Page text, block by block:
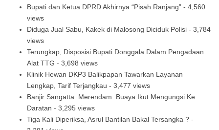
Bupati dan Ketua DPRD Akhirnya “Pisah Ranjang” - 4,560
views
Diduga Jual Sabu, Kakek di Malosong Diciduk Polisi - 3,784
views
Terungkap, Disposisi Bupati Donggala Dalam Pengadaan
Alat TTG - 3,698 views
Klinik Hewan DKP3 Balikpapan Tawarkan Layanan
Lengkap, Tarif Terjangkau - 3,477 views
Banjir Sangatta Merendam Buaya Ikut Mengungsi Ke
Daratan - 3,295 views
Tiga Kali Diperiksa, Asrul Bantilan Bakal Tersangka ? -